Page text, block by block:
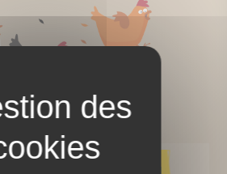
NOUS !